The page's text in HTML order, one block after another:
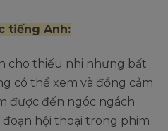
tiếng Anh:
cho thiếu nhi nhưng bất
có thể xem và đồng cảm
được đến ngóc ngách
đoạn hội thoại trong phim